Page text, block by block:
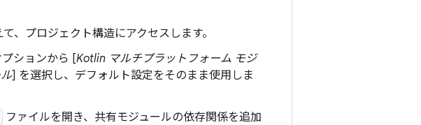
、プロジェクト構造にアクセスします。
ションから [Kotlin マルチプラットフォーム モジ
] を選択し、デフォルト設定をそのまま使用しま
ファイルを開き、共有モジュールの依存関係を追加